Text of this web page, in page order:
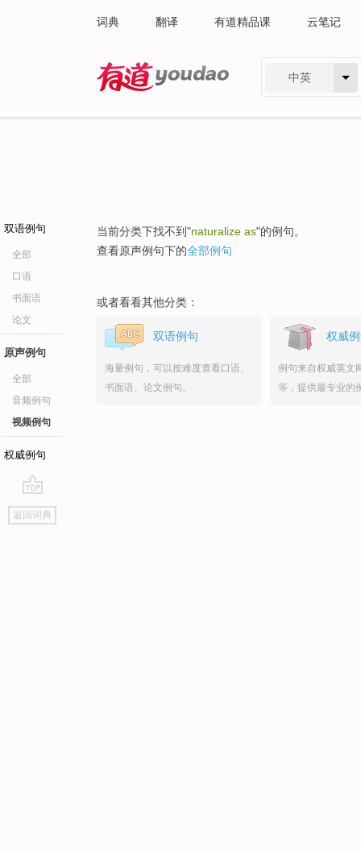
词典 翻译 有道精品课 云笔记
中英
双语例句
全部
口语
书面语
论文
原声例句
全部
音频例句
视频例句
权威例句
go
top
返回词典
当前分类下找不到"naturalize as"的例句。
查看原声例句下的全部例句
或者看看其他分类：
双语例句
海量例句，可以按难度查看口语、
书面语、论文例句。
权威
例句来自权威英文
等，提供最专业的